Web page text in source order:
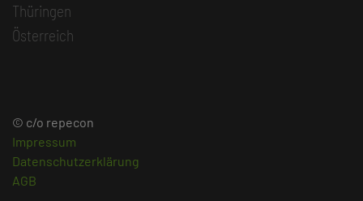
Thüringen
Österreich
© c/o repecon
Impressum
Datenschutzerklärung
AGB